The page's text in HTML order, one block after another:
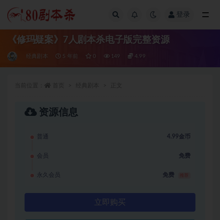
登录
《修玛疑案》7人剧本杀电子版完整资源
经典剧本 5 年前 0 149 4.99
资源信息
普通 4.99金币
会员 免费
永久会员 免费
立即购买